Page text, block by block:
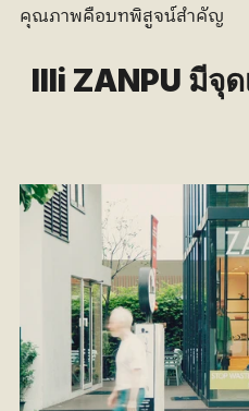
คุณภาพคือบทพิสูจน์สำคัญ
llli ZANPU มีจุด